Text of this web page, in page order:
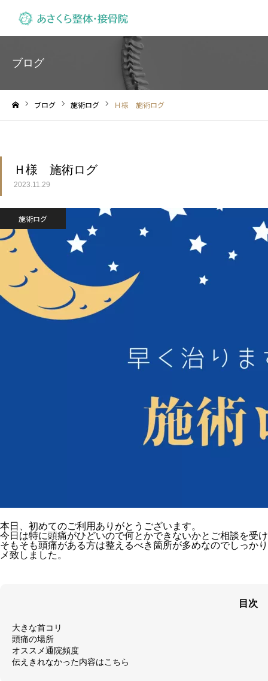
ブログ
ブログ 施術ログ Ｈ様 施術ログ
Ｈ様 施術ログ
2023.11.29
施術ログ
本日、初めてのご利用ありがとうございます。
今日は特に頭痛がひどいので何とかできないかとご相談を受
そもそも頭痛がある方は整えるべき箇所が多めなのでしっか
メ致しました。
目次
大きな首コリ
頭痛の場所
オススメ通院頻度
伝えきれなかった内容はこちら